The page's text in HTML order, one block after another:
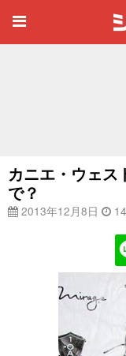
カニエ・ウェス
で？
2013年12月8日